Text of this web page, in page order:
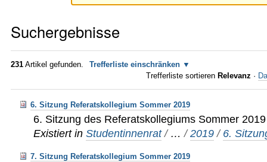
Suchergebnisse
231 Artikel gefunden.
Trefferliste einschränken
Trefferliste sortieren Relevanz ·
6. Sitzung Referatskollegium Sommer 2019
6. Sitzung des Referatskollegiums Sommer 2019
Existiert in Studentinnenrat / …/2019 / 6.
7. Sitzung Referatskollegium Sommer 2019